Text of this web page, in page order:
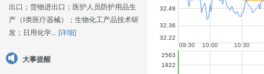
出口；货物进出口；医护人员防护用品生
产（Ⅰ类医疗器械）；生物化工产品技术研
发；日用化学... [详细]
大事提醒